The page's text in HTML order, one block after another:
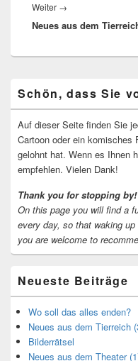
Weiter →
Beitrag:
Neues aus dem
Seitenleisten-
Widgetbereich
Schön, dass Sie
Auf dieser Seite finden Sie
Cartoon oder ein
gelohnt hat. Wenn es Ihnen
empfehlen. Vielen Dank!
Thank you for stopping by!
On this page you will find a
every day, so that waking up
you are welcome to
Neueste Beiträge
Wo soll das alles enden?
Neues aus dem Tierreich
Bilderrätsel
Neues aus dem Theater